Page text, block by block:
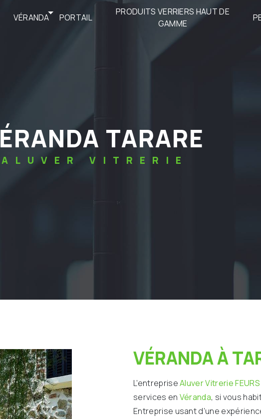
VÉRANDA PORTAIL
PRODUITS VERRIERS HAUT DE
GAMME
VÉRANDA TARARE
ALUVER VITRERIE
VÉRANDA À
L’entrepriseAluver Vitrerie FEURS
services en Véranda, si vous
Entreprise usant d’une